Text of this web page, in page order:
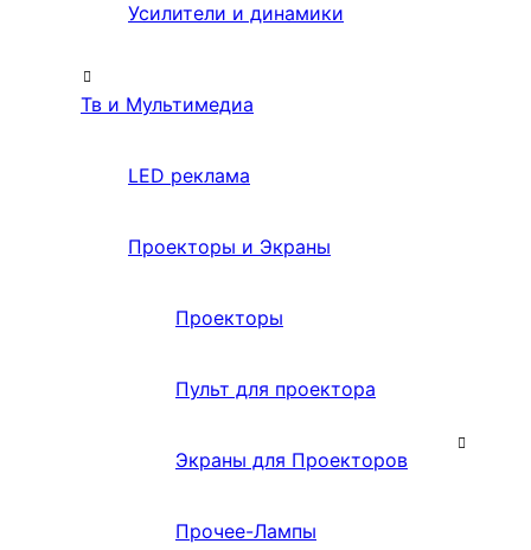
Усилители и динамики
Тв и Мультимедиа
LED реклама
Проекторы и Экраны
Проекторы
Пульт для проектора
Экраны для Проекторов
Прочее-Лампы